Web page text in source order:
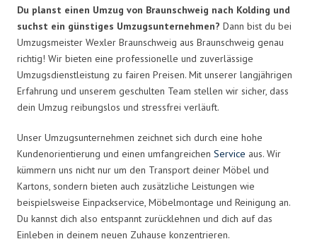
Du planst einen Umzug von Braunschweig nach Kolding und
suchst ein günstiges Umzugsunternehmen? Dann bist du bei
Umzugsmeister Wexler Braunschweig aus Braunschweig genau
richtig! Wir bieten eine professionelle und zuverlässige
Umzugsdienstleistung zu fairen Preisen. Mit unserer langjährigen
Erfahrung und unserem geschulten Team stellen wir sicher, dass
dein Umzug reibungslos und stressfrei verläuft.
Unser Umzugsunternehmen zeichnet sich durch eine hohe
Kundenorientierung und einen umfangreichen Service aus. Wir
kümmern uns nicht nur um den Transport deiner Möbel und
Kartons, sondern bieten auch zusätzliche Leistungen wie
beispielsweise Einpackservice, Möbelmontage und Reinigung an.
Du kannst dich also entspannt zurücklehnen und dich auf das
Einleben in deinem neuen Zuhause konzentrieren.